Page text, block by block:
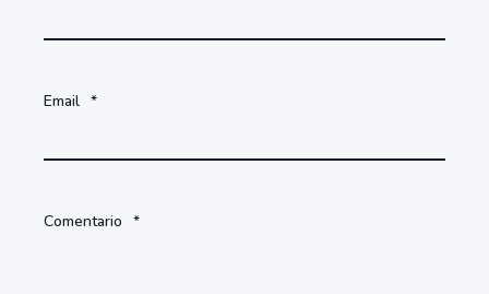
Email *
Comentario *